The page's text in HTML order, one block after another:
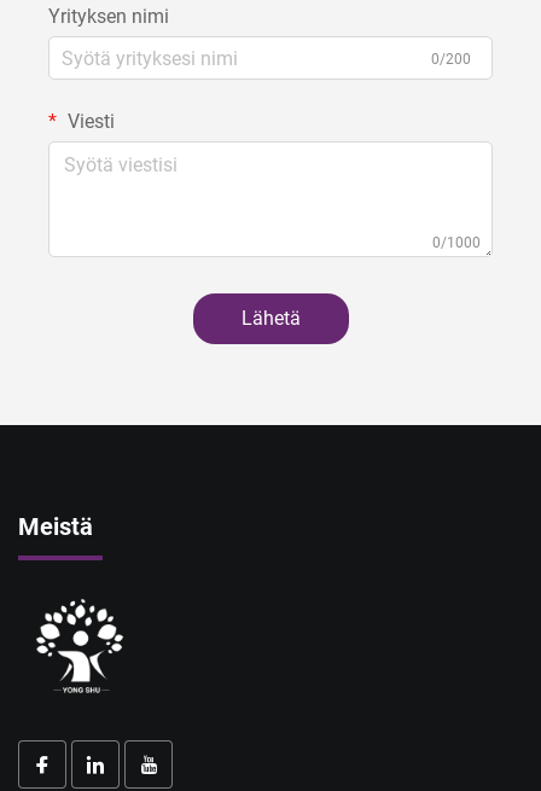
Yrityksen nimi
0/200
Viesti
0/1000
Lähetä
Meistä